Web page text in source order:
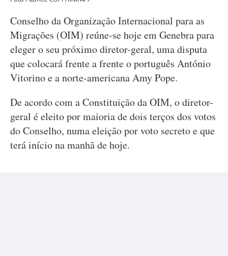
Conselho da Organização Internacional para as
Migrações (OIM) reúne-se hoje em Genebra para
eleger o seu próximo diretor-geral, uma disputa
que colocará frente a frente o português António
Vitorino e a norte-americana Amy Pope.
De acordo com a Constituição da OIM, o diretor-
geral é eleito por maioria de dois terços dos votos
do Conselho, numa eleição por voto secreto e que
terá início na manhã de hoje.